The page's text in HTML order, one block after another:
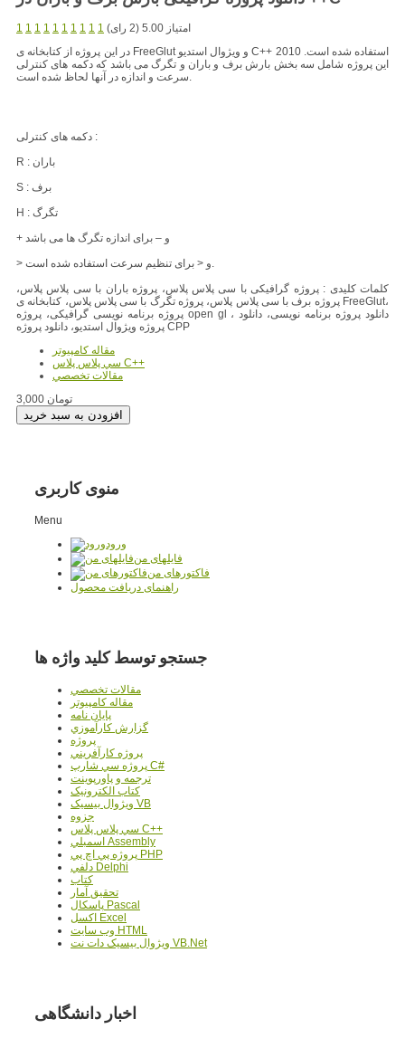
1 1 1 1 1 1 1 1 1 1
امتیاز 5.00 (2 رای)
در این پروژه از کتابخانه ی FreeGlut و ویژوال استدیو C++ 2010 استفاده شده است.
این پروژه شامل سه بخش بارش برف و باران و تگرگ می باشد که دکمه های کنترلی
سرعت و اندازه در آنها لحاظ شده است.
دکمه های کنترلی :
R : باران
S : برف
H : تگرگ
+ و – برای اندازه تگرگ ها می باشد
> و < برای تنظیم سرعت استفاده شده است.
کلمات کلیدی : پروژه گرافیکی با سی پلاس پلاس، پروژه باران با سی پلاس پلاس،
پروژه برف با سی پلاس پلاس، پروژه تگرگ با سی پلاس پلاس، کتابخانه ی FreeGlut،
پروژه برنامه نویسی گرافیکی، پروژه open gl ، دانلود پروژه برنامه نویسی، دانلود
پروژه ویژوال استدیو، دانلود پروژه CPP
مقاله کامپیوتر
سي پلاس پلاس C++
مقالات تخصصي
3,000 تومان
منوی کاربری
Menu
ورود
فایلهای من
فاکتورهای من
راهنمای دریافت محصول
جستجو توسط کلید واژه ها
مقالات تخصصي
مقاله کامپیوتر
پایان نامه
گزارش کارآموزي
پروژه
پروژه کارآفريني
پروژه سي شارپ C#
ترجمه و پاورپوينت
کتاب الکترونيک
ويژوال بيسيک VB
جزوه
سي پلاس پلاس C++
اسمبلي Assembly
پروژه پي اچ پي PHP
دلفي Delphi
کتاب
تحقيق آمار
پاسکال Pascal
اکسل Excel
وب سايت HTML
ويژوال بيسيک دات نت VB.Net
اخبار دانشگاهی